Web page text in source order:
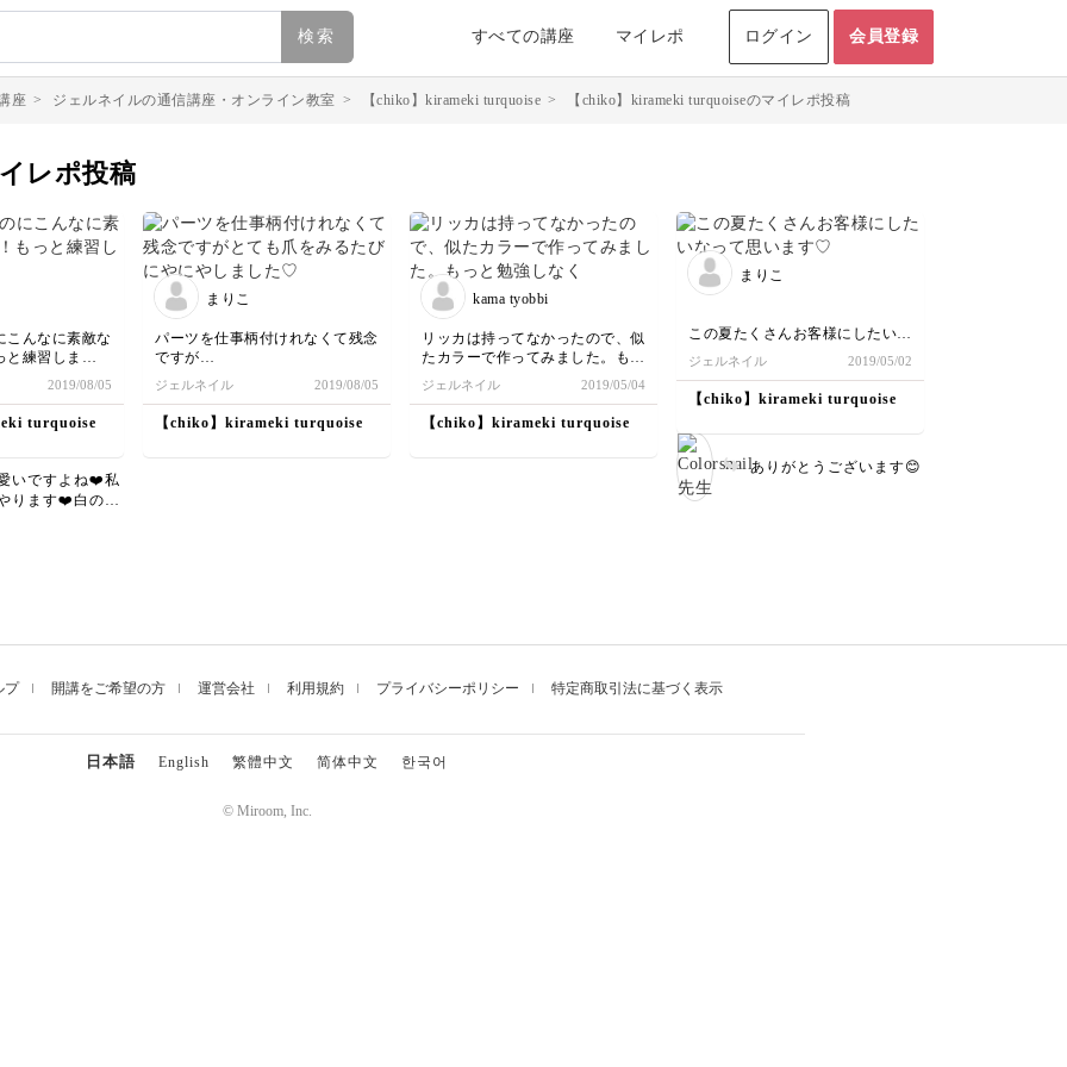
検索 すべての講座 マイレポ ログイン 会員登録
座 > ジェルネイルの通信講座・オンライン教室 > 【chiko】kirameki turquoise > 【chiko】kirameki turquoiseのマイレポ投稿
レポ投稿
こんなに素敵な
練習しま
2019/08/05
turquoise
いですよね❤️私
ります❤️白のド
まりこ
パーツを仕事柄付けれなくて残念
ですが
とても爪をみるたびにやにやしま
した♡
ジェルネイル 2019/08/05
【chiko】kirameki turquoise
kama tyobbi
リッカは持ってなかったので、似
たカラーで作ってみました。もっ
と勉強しなくちゃです！
ジェルネイル 2019/05/04
【chiko】kirameki turquoise
まりこ
この夏たくさんお客様にしたいな
って
思います♡
ジェルネイル 2019/05/02
【chiko】kirameki turquoise
ありがとうございます😊
プ 開講をご希望の方 運営会社 利用規約 プライバシーポリシー 特定商取引法に基づく表示
日本語 English 繁體中文 简体中文 한국어
© Miroom, Inc.